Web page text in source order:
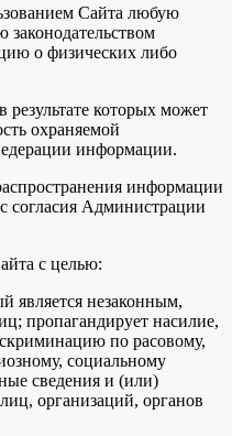
Сайта любую
о физических либо
которых может
охраняемой
информации.
информации
согласия Администрации
с целью:
является незаконным,
пропагандирует насилие,
по расовому,
социальному
сведения и (или)
организаций, органов